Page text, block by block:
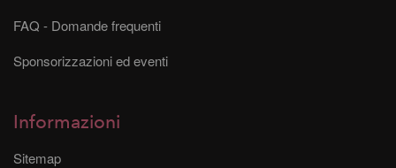
FAQ - Domande frequenti
Sponsorizzazioni ed eventi
Informazioni
Sitemap